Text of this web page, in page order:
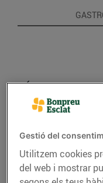
Gestió del
Utilitzem cookies
del web i mostrar